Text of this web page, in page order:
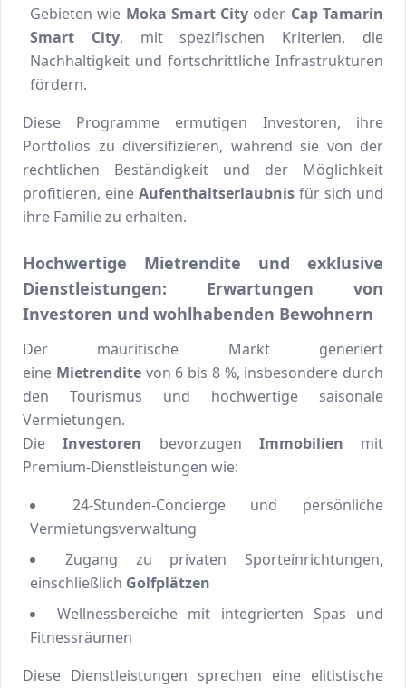
Gebieten wie Moka Smart City oder Cap Tamarin
Smart City, mit spezifischen Kriterien, die
Nachhaltigkeit und fortschrittliche Infrastrukturen
fördern.
Diese Programme ermutigen Investoren, ihre
Portfolios zu diversifizieren, während sie von der
rechtlichen Beständigkeit und der Möglichkeit
profitieren, eine Aufenthaltserlaubnis für sich und
ihre Familie zu erhalten.
Hochwertige Mietrendite und exklusive
Dienstleistungen: Erwartungen von
Investoren und wohlhabenden Bewohnern
Der mauritische Markt generiert
eine Mietrenditevon 6 bis 8 %, insbesondere durch
den Tourismus und hochwertige saisonale
Vermietungen.
DieInvestoren bevorzugen Immobilien mit
Premium-Dienstleistungen wie:
24-Stunden-Concierge und persönliche
Vermietungsverwaltung
Zugang zu privaten Sporteinrichtungen,
einschließlich Golfplätzen
Wellnessbereiche mit integrierten Spas und
Fitnessräumen
Diese Dienstleistungen sprechen eine elitistische